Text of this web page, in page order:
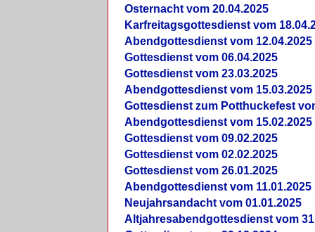
Osternacht vom 20.04.2025
Karfreitagsgottesdienst vom
Abendgottesdienst vom 12.04.2025
Gottesdienst vom 06.04.2025
Gottesdienst vom 23.03.2025
Abendgottesdienst vom 15.03.2025
Gottesdienst zum Potthuckefest
Abendgottesdienst vom 15.02.2025
Gottesdienst vom 09.02.2025
Gottesdienst vom 02.02.2025
Gottesdienst vom 26.01.2025
Abendgottesdienst vom 11.01.2025
Neujahrsandacht vom 01.01.2025
Altjahresabendgottesdienst vom